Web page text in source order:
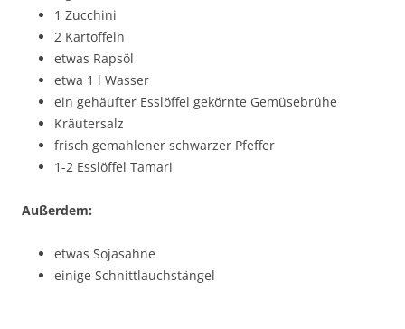
1 Zucchini
2 Kartoffeln
etwas Rapsöl
etwa 1 l Wasser
ein gehäufter Esslöffel gekörnte Gemüsebrühe
Kräutersalz
frisch gemahlener schwarzer Pfeffer
1-2 Esslöffel Tamari
Außerdem:
etwas Sojasahne
einige Schnittlauchstängel